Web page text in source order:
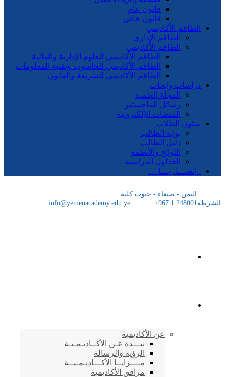
قانون عام
قانون خاص
الطاقم الأكاديمي
الطاقم الإداري
الطاقم الأكاديمي
الطاقم الأكاديمي للعلوم الإدارية والمالية
الطاقم الأكاديمي للحاسوب وتقنية المعلومات
الطاقم الأكاديمي للشريعة والقانون
دراسات وابحاث
المجلة العلمية
رسائل الماجستير
المنصات الإلكترونية
شئون الطلاب
بوابة الطالب
دليل الطالب
اللوائح والأنظمة
الجداول الدراسية
إتصـــل بنــا …
اليمن - صنعاء - جنوب كلية
الشرطة
info@yemenacademy.edu.ye +967 1 248001
عن الأكاديمية
نبـــذة عـن الأكــاديـمـيـة
الرؤية والرسالة
مــــزايــا الأكـــاديـمـيــة
مرافق الأكاديمية